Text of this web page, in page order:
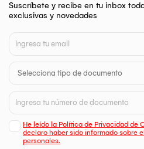
Suscríbete y recibe en tu inbox
exclusivas y novedades
He leído la Política de Privacidad de
declaro haber sido informado sobre
personales.